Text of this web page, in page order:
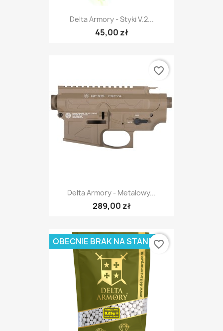
Delta Armory - Styki V.2...
45,00 zł
Delta Armory - Metalowy...
289,00 zł
favorite_border
OBECNIE BRAK NA STANIEfavorite_border